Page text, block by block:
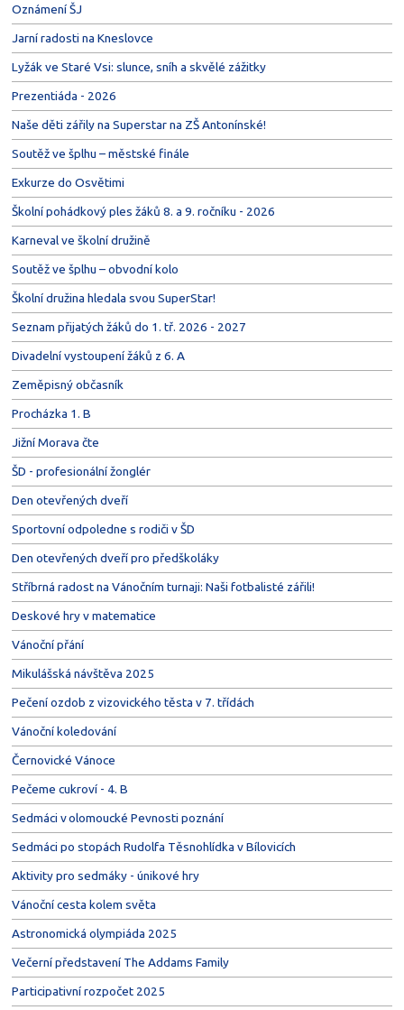
Oznámení ŠJ
Jarní radosti na Kneslovce
Lyžák ve Staré Vsi: slunce, sníh a skvělé zážitky
Prezentiáda - 2026
Naše děti zářily na Superstar na ZŠ Antonínské!
Soutěž ve šplhu – městské finále
Exkurze do Osvětimi
Školní pohádkový ples žáků 8. a 9. ročníku - 2026
Karneval ve školní družině
Soutěž ve šplhu – obvodní kolo
Školní družina hledala svou SuperStar!
Seznam přijatých žáků do 1. tř. 2026 - 2027
Divadelní vystoupení žáků z 6. A
Zeměpisný občasník
Procházka 1. B
Jižní Morava čte
ŠD - profesionální žonglér
Den otevřených dveří
Sportovní odpoledne s rodiči v ŠD
Den otevřených dveří pro předškoláky
Stříbrná radost na Vánočním turnaji: Naši fotbalisté zářili!
Deskové hry v matematice
Vánoční přání
Mikulášská návštěva 2025
Pečení ozdob z vizovického těsta v 7. třídách
Vánoční koledování
Černovické Vánoce
Pečeme cukroví - 4. B
Sedmáci v olomoucké Pevnosti poznání
Sedmáci po stopách Rudolfa Těsnohlídka v Bílovicích
Aktivity pro sedmáky - únikové hry
Vánoční cesta kolem světa
Astronomická olympiáda 2025
Večerní představení The Addams Family
Participativní rozpočet 2025